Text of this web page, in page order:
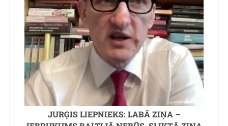
JURĢIS LIEPNIEKS: LABĀ ZIŅA –